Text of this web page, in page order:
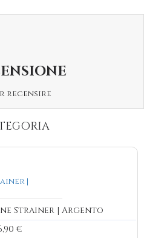
recensire
Strainer | Argento
€